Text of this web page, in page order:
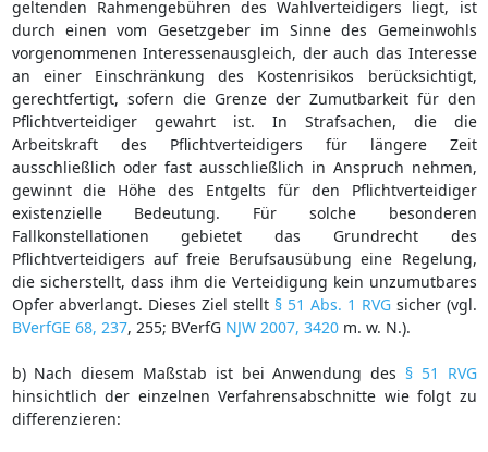
geltenden Rahmengebühren des Wahlverteidigers liegt, ist
durch einen vom Gesetzgeber im Sinne des Gemeinwohls
vorgenommenen Interessenausgleich, der auch das Interesse
an einer Einschränkung des Kostenrisikos berücksichtigt,
gerechtfertigt, sofern die Grenze der Zumutbarkeit für den
Pflichtverteidiger gewahrt ist. In Strafsachen, die die
Arbeitskraft des Pflichtverteidigers für längere Zeit
ausschließlich oder fast ausschließlich in Anspruch nehmen,
gewinnt die Höhe des Entgelts für den Pflichtverteidiger
existenzielle Bedeutung. Für solche besonderen
Fallkonstellationen gebietet das Grundrecht des
Pflichtverteidigers auf freie Berufsausübung eine Regelung,
die sicherstellt, dass ihm die Verteidigung kein unzumutbares
Opfer abverlangt. Dieses Ziel stellt § 51 Abs. 1 RVGsicher (vgl.
BVerfGE 68, 237, 255; BVerfG NJW 2007, 3420m. w. N.).
b) Nach diesem Maßstab ist bei Anwendung des § 51 RVG
hinsichtlich der einzelnen Verfahrensabschnitte wie folgt zu
differenzieren: